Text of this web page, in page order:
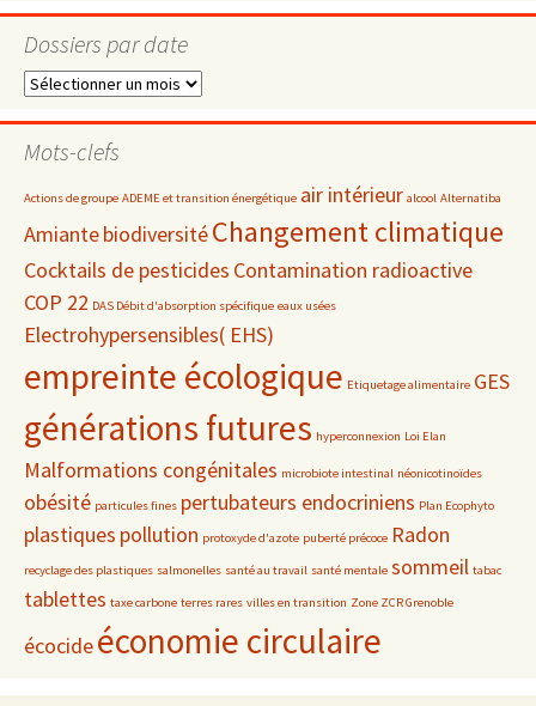
Dossiers par date
Dossiers
date
Mots-clefs
Actions de groupe ADEME et transition énergétique air intérieur alcool Alternatiba
AmiantebiodiversitéChangement climatique
Cocktails de pesticides Contamination radioactive
COP 22 DAS Débit d'absorption spécifique eaux usées
Electrohypersensibles( EHS)
empreinte écologique Etiquetage alimentaire GES
générations futures hyperconnexion Loi Elan
Malformations congénitales microbiote intestinal néonicotinoïdes
obésité particules fines pertubateurs endocriniens Plan Ecophyto
plastiques pollution protoxyde d'azote puberté précoce Radon
recyclage des plastiques salmonelles santé au travail santé mentale sommeil tabac
tablettes taxe carbone terres rares villes en transition Zone ZCR Grenoble
écocideéconomie circulaire